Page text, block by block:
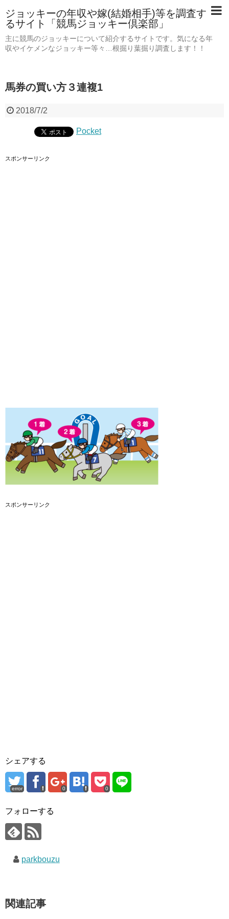
ジョッキーの年収や嫁(結婚相手)等を調査す
るサイト「競馬ジョッキー倶楽部」
主に競馬のジョッキーについて紹介するサイトです。気になる年
収やイケメンなジョッキー等々…根掘り葉掘り調査します！！
馬券の買い方３連複1
2018/7/2
Pocket
スポンサーリンク
スポンサーリンク
シェアする
error 0 0
フォローする
parkbouzu
関連記事